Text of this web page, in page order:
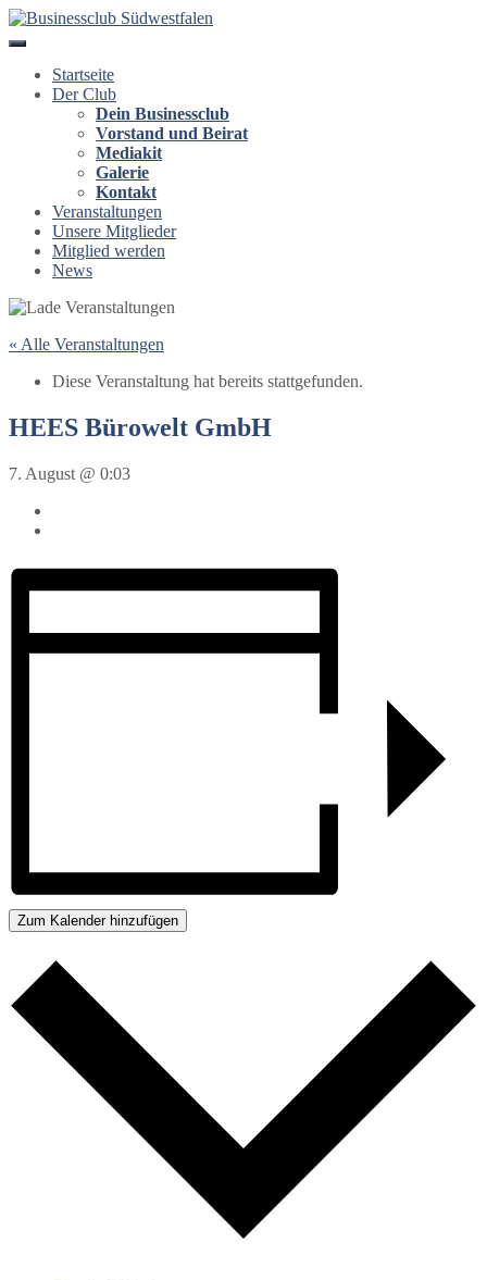
Startseite
Der Club
Dein Businessclub
Vorstand und Beirat
Mediakit
Galerie
Kontakt
Veranstaltungen
Unsere Mitglieder
Mitglied werden
News
« Alle Veranstaltungen
Diese Veranstaltung hat bereits stattgefunden.
HEES Bürowelt GmbH
7. August @ 0:03
Zum Kalender hinzufügen